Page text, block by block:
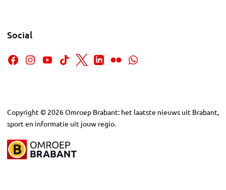
Social
Copyright © 2026Omroep Brabant: het laatste nieuws uit Brabant,
sport en informatie uit jouw regio.